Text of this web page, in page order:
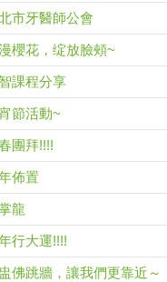
市牙醫師公會
櫻花，绽放臉頰~
課程分享
節活動~
團拜!!!!
佈置
龍
行大運!!!!
佛跳牆，讓我們更靠近～